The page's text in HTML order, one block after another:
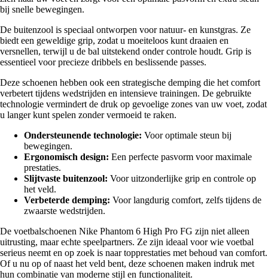
bij snelle bewegingen.
De buitenzool is speciaal ontworpen voor natuur- en kunstgras. Ze
biedt een geweldige grip, zodat u moeiteloos kunt draaien en
versnellen, terwijl u de bal uitstekend onder controle houdt. Grip is
essentieel voor precieze dribbels en beslissende passes.
Deze schoenen hebben ook een strategische demping die het comfort
verbetert tijdens wedstrijden en intensieve trainingen. De gebruikte
technologie vermindert de druk op gevoelige zones van uw voet, zodat
u langer kunt spelen zonder vermoeid te raken.
Ondersteunende technologie: Voor optimale steun bij
bewegingen.
Ergonomisch design: Een perfecte pasvorm voor maximale
prestaties.
Slijtvaste buitenzool: Voor uitzonderlijke grip en controle op
het veld.
Verbeterde demping: Voor langdurig comfort, zelfs tijdens de
zwaarste wedstrijden.
De voetbalschoenen Nike Phantom 6 High Pro FG zijn niet alleen
uitrusting, maar echte speelpartners. Ze zijn ideaal voor wie voetbal
serieus neemt en op zoek is naar topprestaties met behoud van comfort.
Of u nu op of naast het veld bent, deze schoenen maken indruk met
hun combinatie van moderne stijl en functionaliteit.